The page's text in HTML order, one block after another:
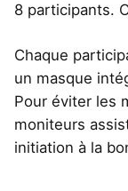
8 participants.
Chaque
un masque
Pour éviter les
moniteurs
initiation à la